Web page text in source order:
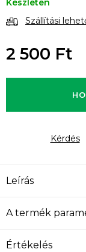
Készleten
Szállítási
2 500 Ft
Kérdés
Leírás
A termék
Értékelés